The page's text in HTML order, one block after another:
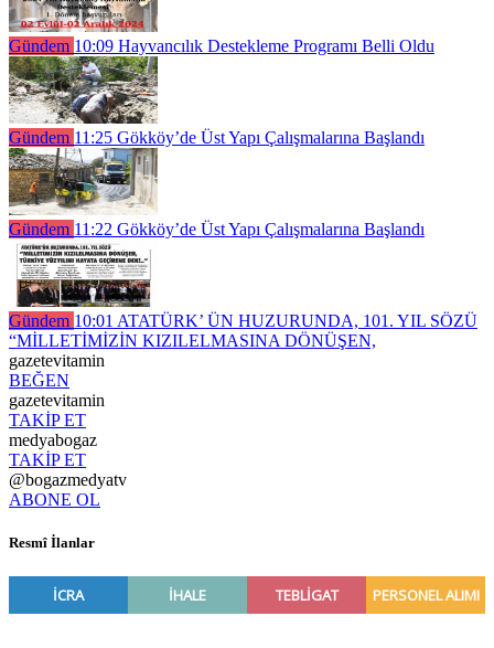
Gündem 10:09 Hayvancılık Destekleme Programı Belli Oldu
Gündem 11:25 Gökköy’de Üst Yapı Çalışmalarına Başlandı
Gündem 11:22 Gökköy’de Üst Yapı Çalışmalarına Başlandı
Gündem 10:01 ATATÜRK’ ÜN HUZURUNDA, 101. YIL SÖZÜ
“MİLLETİMİZİN KIZILELMASINA DÖNÜŞEN,
gazetevitamin
BEĞEN
gazetevitamin
TAKİP ET
medyabogaz
TAKİP ET
@bogazmedyatv
ABONE OL
Resmî İlanlar